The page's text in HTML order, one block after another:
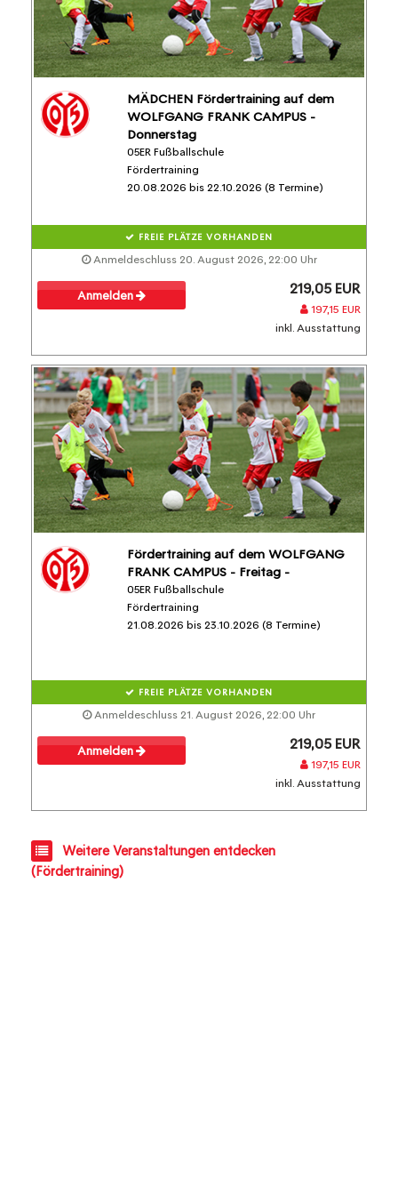
MÄDCHEN Fördertraining auf dem
WOLFGANG FRANK CAMPUS -
Donnerstag
05ER Fußballschule
Fördertraining
20.08.2026 bis 22.10.2026 (8 Termine)
FREIE PLÄTZE VORHANDEN
Anmeldeschluss 20. August 2026, 22:00 Uhr
Anmelden 219,05 EUR
197,15 EUR
inkl. Ausstattung
Fördertraining auf dem WOLFGANG
FRANK CAMPUS - Freitag -
05ER Fußballschule
Fördertraining
21.08.2026 bis 23.10.2026 (8 Termine)
FREIE PLÄTZE VORHANDEN
Anmeldeschluss 21. August 2026, 22:00 Uhr
Anmelden 219,05 EUR
197,15 EUR
inkl. Ausstattung
Weitere Veranstaltungen entdecken
(Fördertraining)